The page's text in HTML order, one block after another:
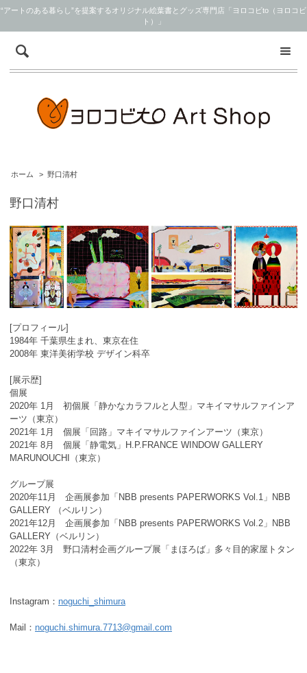
“アートのある暮らし”を提案するオリジナル絵葉書とグッズ専門店「ヨロコビto（ヨロコビ
ト）」
ホーム > 野口清村
野口清村
[プロフィール]
1984年 千葉県生まれ、東京在住
2008年 東洋美術学校 デザイン科卒
[展示歴]
個展
2020年 1月 初個展「静かなカラフルと人型」マキイマサルファインア
ーツ（東京）
2021年 1月 個展「回路」マキイマサルファインアーツ（東京）
2021年 8月 個展「静電気」H.P.FRANCE WINDOW GALLERY
MARUNOUCHI（東京）
グループ展
2020年11月 企画展参加「NBB presents PAPERWORKS Vol.1」NBB
GALLERY （ベルリン）
2021年12月 企画展参加「NBB presents PAPERWORKS Vol.2」NBB
GALLERY（ベルリン）
2022年 3月 野口清村企画グループ展「まほろば」多々目的家屋トタン
（東京）
Instagram： noguchi_shimura
Mail： noguchi.shimura.7713@gmail.com